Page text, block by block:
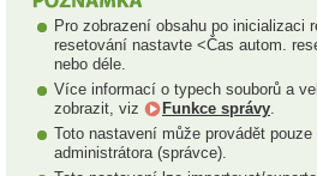
Pro zobrazení obsahu po inicializaci
resetování nastavte <Čas autom.
nebo déle.
Více informací o typech souborů a
zobrazit, viz
Funkce správy
Toto nastavení může provádět
administrátora (správce).